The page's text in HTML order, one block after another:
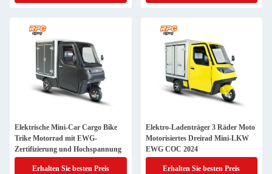
Elektrische Mini-Car Cargo Bike
Trike Motorrad mit EWG-
Zertifizierung und Hochspannung
Erhalten Sie besten Preis
Elektro-Ladenträger 3 Räder Moto
Motorisiertes Dreirad Mini-LKW
EWG COC 2024
Erhalten Sie besten Preis